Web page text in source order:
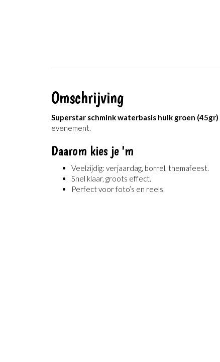
Omschrijving
Superstar schmink waterbasis hulk groen (45gr)
evenement.
Daarom kies je 'm
Veelzijdig: verjaardag, borrel, themafeest.
Snel klaar, groots effect.
Perfect voor foto’s en reels.